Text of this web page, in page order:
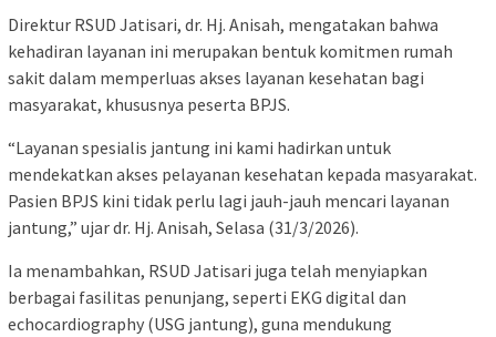
Direktur RSUD Jatisari, dr. Hj. Anisah, mengatakan bahwa
kehadiran layanan ini merupakan bentuk komitmen rumah
sakit dalam memperluas akses layanan kesehatan bagi
masyarakat, khususnya peserta BPJS.
“Layanan spesialis jantung ini kami hadirkan untuk
mendekatkan akses pelayanan kesehatan kepada masyarakat.
Pasien BPJS kini tidak perlu lagi jauh-jauh mencari layanan
jantung,” ujar dr. Hj. Anisah, Selasa (31/3/2026).
Ia menambahkan, RSUD Jatisari juga telah menyiapkan
berbagai fasilitas penunjang, seperti EKG digital dan
echocardiography (USG jantung), guna mendukung